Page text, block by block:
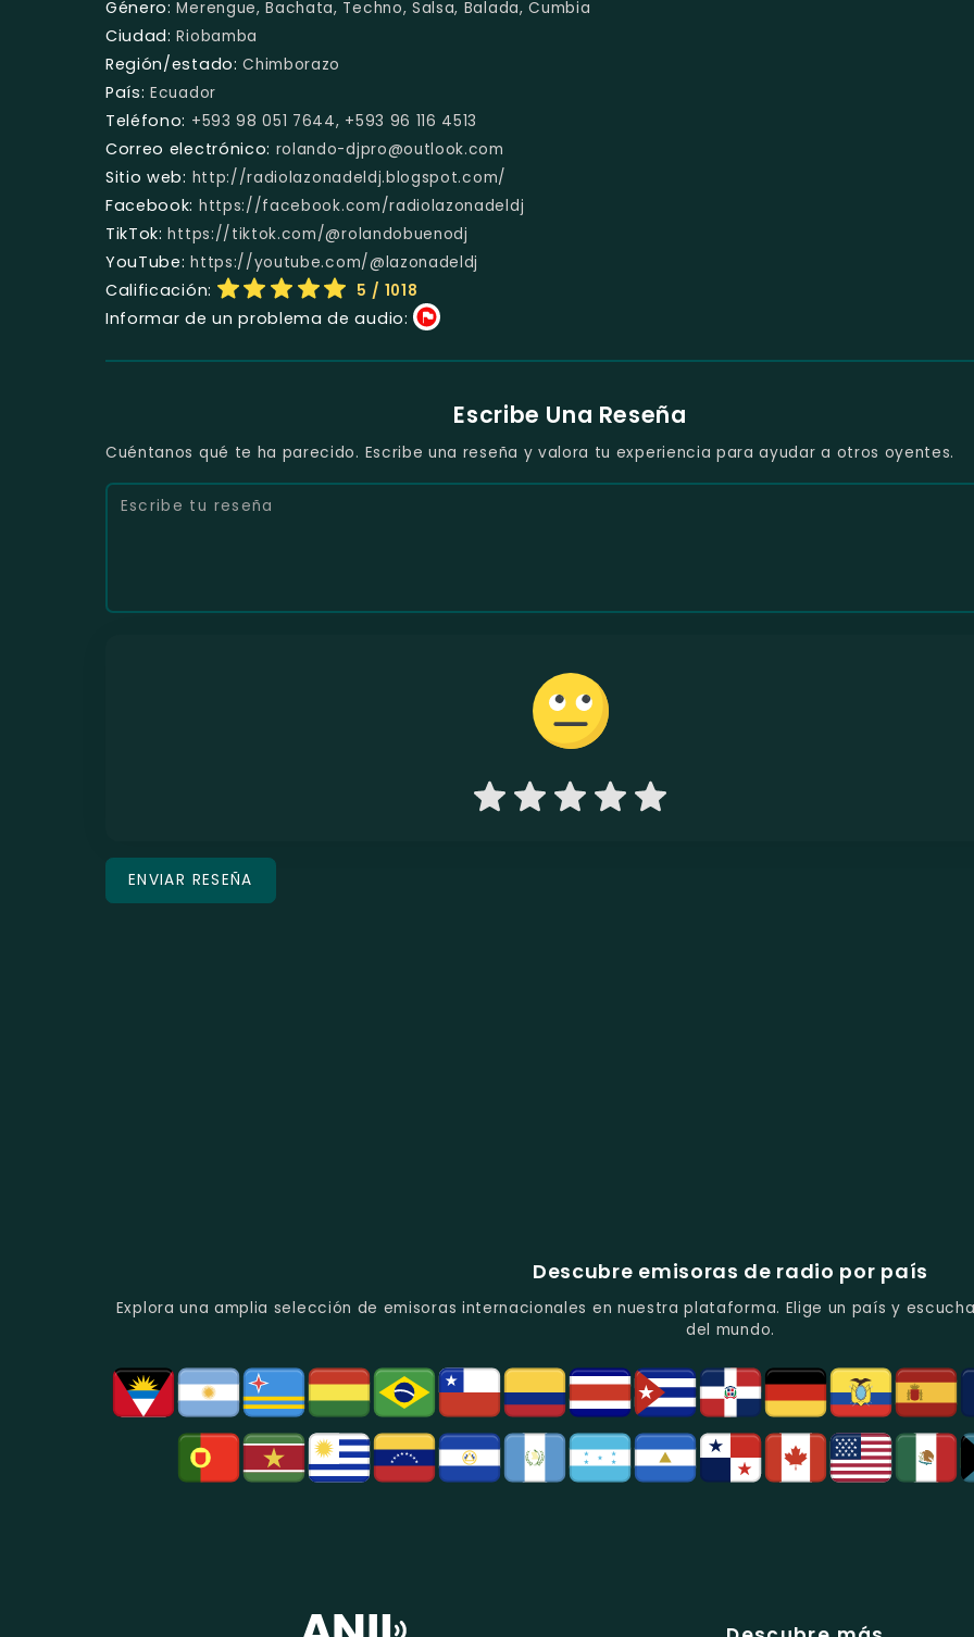
Género: Merengue, Bachata, Techno, Salsa, Balada, Cumbia
Ciudad: Riobamba
Región/estado: Chimborazo
País: Ecuador
Teléfono: +593 98 051 7644, +593 96 116 4513
Correo electrónico: rolando-djpro@outlook.com
Sitio web: http://radiolazonadeldj.blogspot.com/
Facebook: https://facebook.com/radiolazonadeldj
TikTok: https://tiktok.com/@rolandobuenodj
YouTube: https://youtube.com/@lazonadeldj
Calificación: 5 / 1018
Informar de un problema de audio:
Escribe Una Reseña
Cuéntanos qué te ha parecido. Escribe una reseña y valora tu experiencia para ayudar a otros oyentes.
Descubre emisoras de radio por país
Explora una amplia selección de emisoras internacionales en nuestra plataforma. Elige un país y
del mundo.